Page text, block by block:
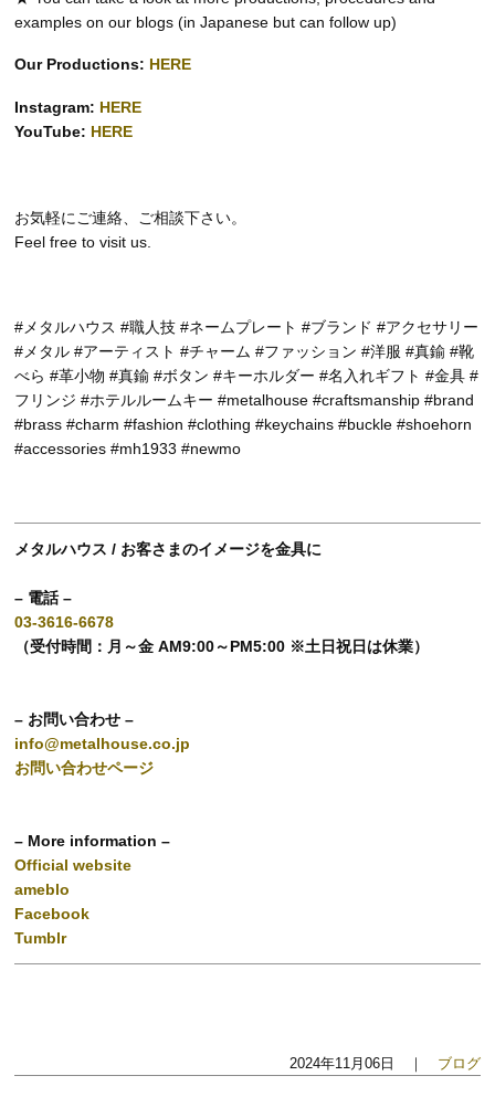
examples on our blogs (in Japanese but can follow up)
Our Productions: HERE
Instagram: HERE
YouTube: HERE
お気軽にご連絡、ご相談下さい。
Feel free to visit us.
#メタルハウス #職人技 #ネームプレート #ブランド #アクセサリー
#メタル #アーティスト #チャーム #ファッション #洋服 #真鍮 #靴
べら #革小物 #真鍮 #ボタン #キーホルダー #名入れギフト #金具 #
フリンジ #ホテルルームキー #metalhouse #craftsmanship #brand
#brass #charm #fashion #clothing #keychains #buckle #shoehorn
#accessories #mh1933 #newmo
メタルハウス / お客さまのイメージを金具に
– 電話 –
03-3616-6678
（受付時間：月～金 AM9:00～PM5:00 ※土日祝日は休業）
– お問い合わせ –
info@metalhouse.co.jp
お問い合わせページ
– More information –
Official website
ameblo
Facebook
Tumblr
2024年11月06日 ｜ ブログ